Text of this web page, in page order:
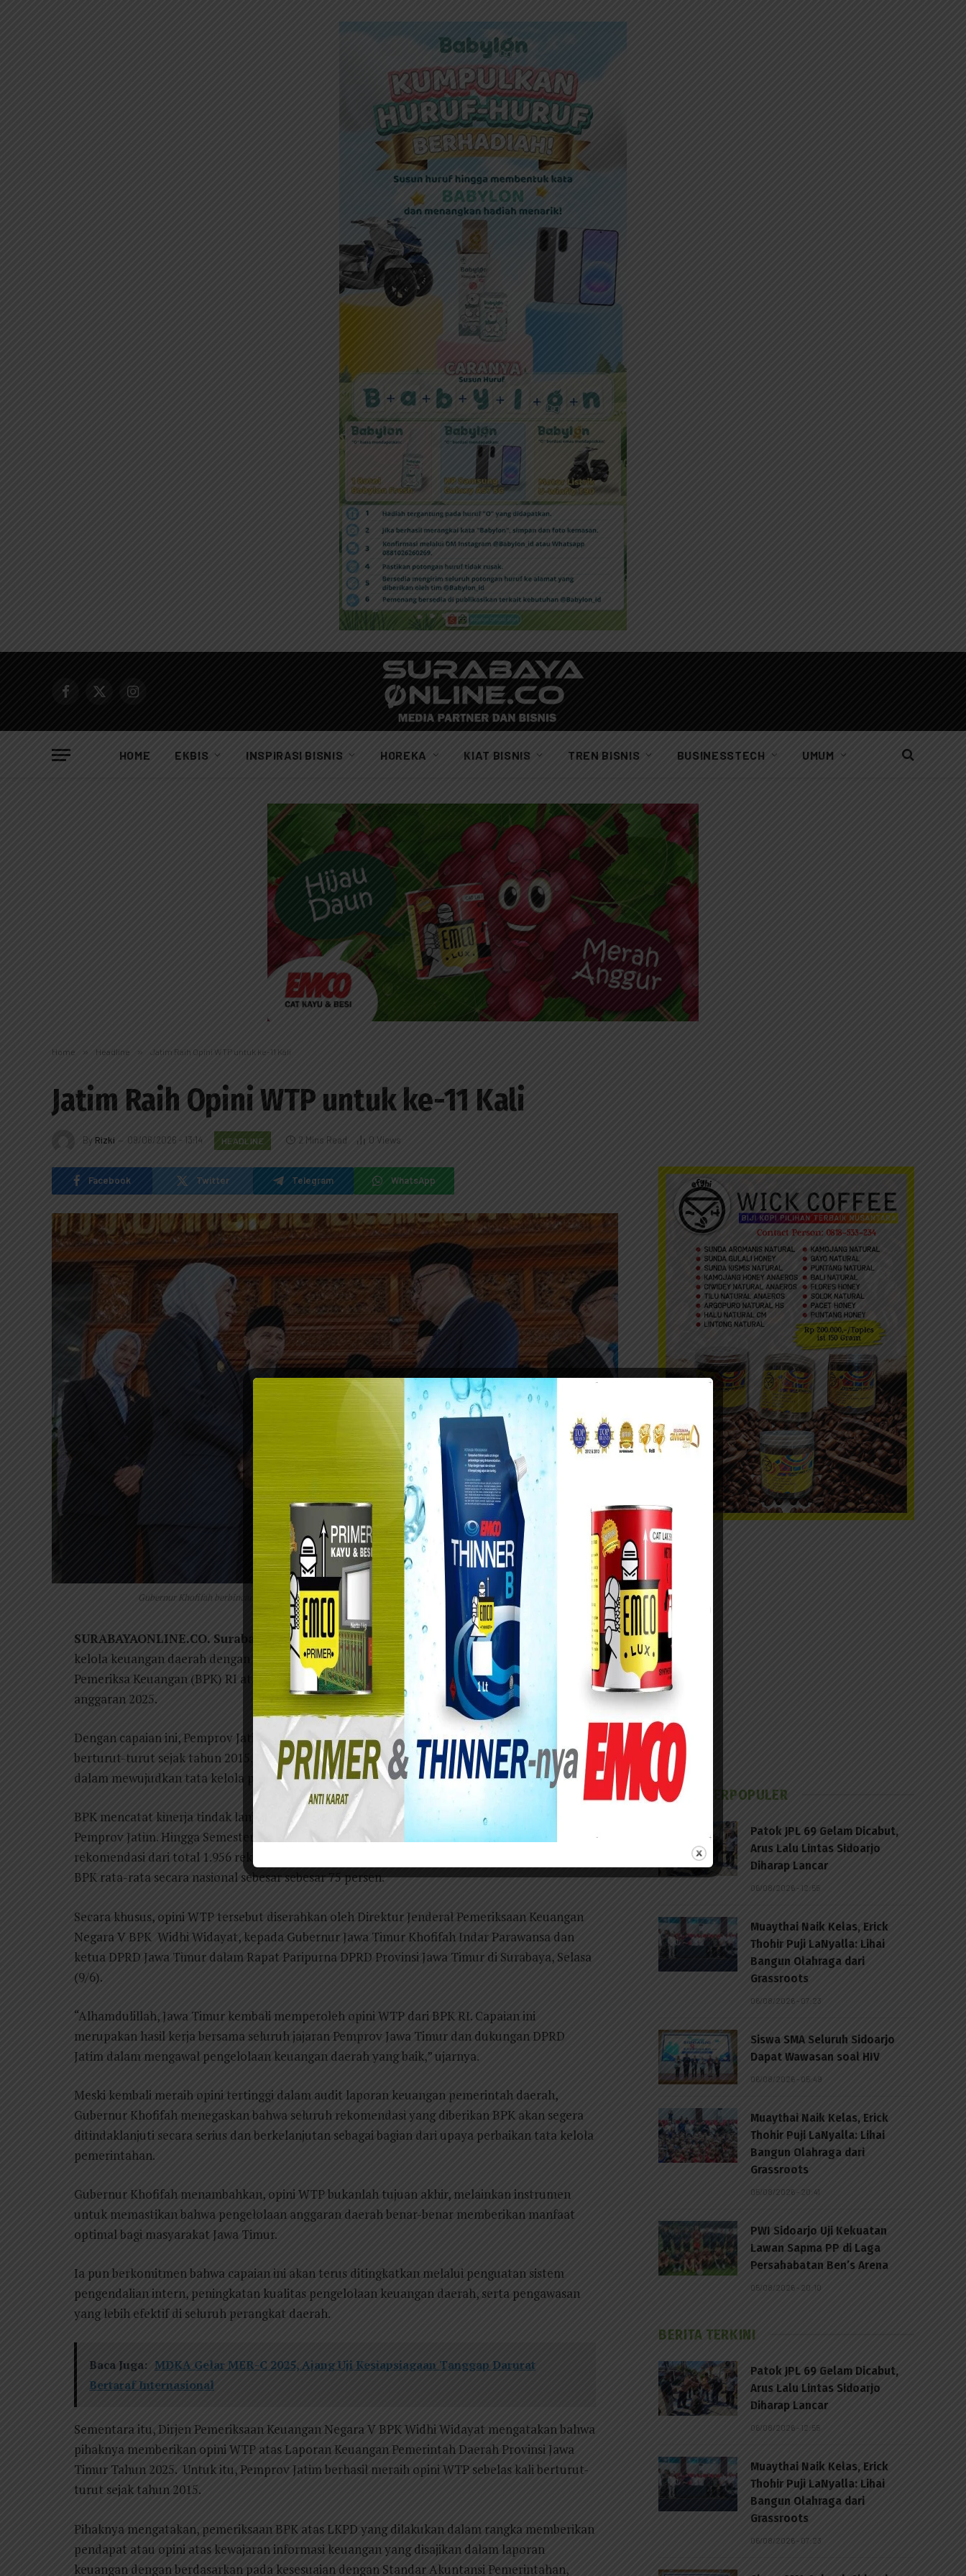
Facebook
X
Instagram
HOME EKBIS INSPIRASI BISNIS HOREKA KIAT BISNIS TREN BISNIS BUSINESSTECH UMUM
Home » Headline » Jatim Raih Opini WTP untuk ke-11 Kali
Jatim Raih Opini WTP untuk ke-11 Kali
By Rizki 09/06/2026 - 13:14 HEADLINE 2 Mins Read 0 Views
Facebook Twitter Telegram WhatsApp
Gubernur Khofifah berbincang dengan Dirjen Pemeriksaan Keuangan Negara V BPK Widhi Widayat.
SURABAYAONLINE.CO. Surabaya
– Pemprov Jatim kembali menorehkan prestasi dalam tata
kelola keuangan daerah dengan meraih opini Wajar Tanpa Pengecualian (WTP) dari Badan
Pemeriksa Keuangan (BPK) RI atas Laporan Keuangan Pemerintah Daerah (LKPD) tahun
anggaran 2025.
Dengan capaian ini, Pemprov Jatim berhasil mempertahankan opini WTP selama sebelas kali
berturut-turut sejak tahun 2015. Hal ini sekaligus menjadi bukti komitmen Pemprov Jatim
dalam mewujudkan tata kelola pemerintahan yang akuntabel, transparan, dan berintegritas.
BPK mencatat kinerja tindak lanjut rekomendasi hasil pemeriksaan yang telah dilakukan
Pemprov Jatim. Hingga Semester II Tahun 2025, Pemprov Jatim telah menindaklanjuti 1.681
rekomendasi dari total 1.956 rekomendasi atau sebesar 86,20 persen melampaui rekomendasi
BPK rata-rata secara nasional sebesar sebesar 75 persen.
Secara khusus, opini WTP tersebut diserahkan oleh Direktur Jenderal Pemeriksaan Keuangan
Negara V BPK Widhi Widayat, kepada Gubernur Jawa Timur Khofifah Indar Parawansa dan
ketua DPRD Jawa Timur dalam Rapat Paripurna DPRD Provinsi Jawa Timur di Surabaya, Selasa
(9/6).
“Alhamdulillah, Jawa Timur kembali memperoleh opini WTP dari BPK RI. Capaian ini
merupakan hasil kerja bersama seluruh jajaran Pemprov Jawa Timur dan dukungan DPRD
Jatim dalam mengawal pengelolaan keuangan daerah yang baik,” ujarnya.
Meski kembali meraih opini tertinggi dalam audit laporan keuangan pemerintah daerah,
Gubernur Khofifah menegaskan bahwa seluruh rekomendasi yang diberikan BPK akan segera
ditindaklanjuti secara serius dan berkelanjutan sebagai bagian dari upaya perbaikan tata kelola
pemerintahan.
Gubernur Khofifah menambahkan, opini WTP bukanlah tujuan akhir, melainkan instrumen
untuk memastikan bahwa pengelolaan anggaran daerah benar-benar memberikan manfaat
optimal bagi masyarakat Jawa Timur.
Ia pun berkomitmen bahwa capaian ini akan terus ditingkatkan melalui penguatan sistem
pengendalian intern, peningkatan kualitas pengelolaan keuangan daerah, serta pengawasan
yang lebih efektif di seluruh perangkat daerah.
Baca Juga: MDKA Gelar MER-C 2025, Ajang Uji Kesiapsiagaan Tanggap Darurat
Bertaraf Internasional
Sementara itu, Dirjen Pemeriksaan Keuangan Negara V BPK Widhi Widayat mengatakan bahwa
pihaknya memberikan opini WTP atas Laporan Keuangan Pemerintah Daerah Provinsi Jawa
Timur Tahun 2025. Untuk itu, Pemprov Jatim berhasil meraih opini WTP sebelas kali berturut-
turut sejak tahun 2015.
Pihaknya mengatakan, pemeriksaan BPK atas LKPD yang dilakukan dalam rangka memberikan
pendapat atau opini atas kewajaran informasi keuangan yang disajikan dalam laporan
keuangan dengan berdasarkan pada kesesuaian dengan Standar Akuntansi Pemerintahan,
BERITA TERPOPULER
Patok JPL 69 Gelam Dicabut,
Arus Lalu Lintas Sidoarjo
Diharap Lancar
06/08/2026 - 12:55
Muaythai Naik Kelas, Erick
Thohir Puji LaNyalla: Lihai
Bangun Olahraga dari
Grassroots
06/08/2026 - 07:23
Siswa SMA Seluruh Sidoarjo
Dapat Wawasan soal HIV
06/08/2026 - 05:49
Muaythai Naik Kelas, Erick
Thohir Puji LaNyalla: Lihai
Bangun Olahraga dari
Grassroots
05/08/2026 - 20:41
PWI Sidoarjo Uji Kekuatan
Lawan Sapma PP di Laga
Persahabatan Ben’s Arena
05/08/2026 - 20:10
BERITA TERKINI
Patok JPL 69 Gelam Dicabut,
Arus Lalu Lintas Sidoarjo
Diharap Lancar
06/08/2026 - 12:55
Muaythai Naik Kelas, Erick
Thohir Puji LaNyalla: Lihai
Bangun Olahraga dari
Grassroots
06/08/2026 - 07:23